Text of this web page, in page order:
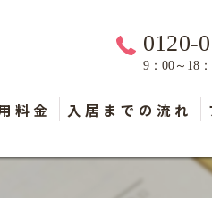
0120-
9：00～18
料金 入居までの流れ